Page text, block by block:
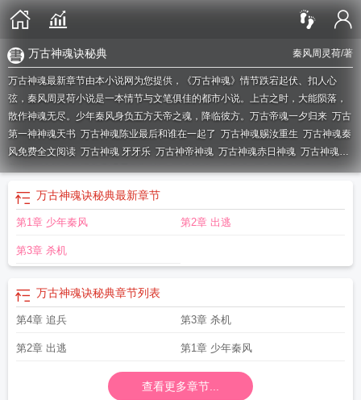
秦风周灵荷/著
万古神魂诀秘典
万古神魂最新章节由本小说网为您提供，《万古神魂》情节跌宕起伏、扣人心
弦，秦风周灵荷小说是一本情节与文笔俱佳的都市小说。上古之时，大能陨落，
散作神魂无尽。少年秦风身负五方天帝之魂，降临彼方。 万古帝魂一夕归来 万古
第一神神魂天书 万古神魂陈业最后和谁在一起了 万古神魂赐汝重生 万古神魂秦
风免费全文阅读 万古神魂 牙牙乐 万古神帝神魂 万古神魂赤日神魂 万古神魂丹
帝诀万古神魂动漫免费观看更新时间万古神魂一夕归来万古神魂免费阅读万
古神帝 神魂 万古神魂赤日神魂是什么
古神帝 神魂攻击
神魂境界万古神魂TXT最新章节 万古神魂屠雨万古第一神的神魂天书
莲万古神魂帝夜玄
仆是什么万古神魂之一万古神魂决
万古神魂诀秘典最新章节
第1章 少年秦风 第2章 出逃
第3章 杀机
万古神魂诀秘典章节列表
第4章 追兵 第3章 杀机
第2章 出逃 第1章 少年秦风
查看更多章节...